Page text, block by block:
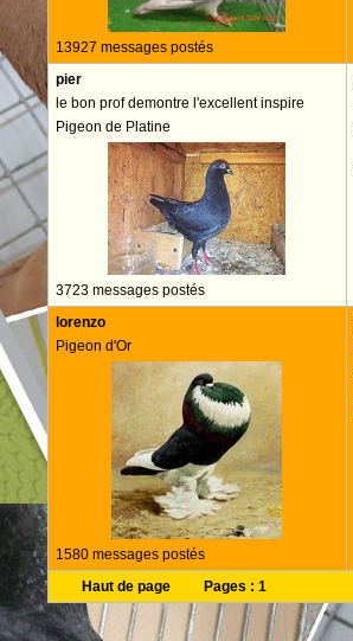
13927 messages postés
pier
le bon prof demontre l'excellent inspire
Pigeon de Platine
3723 messages postés
lorenzo
Pigeon d'Or
1580 messages postés
Haut de page Pages : 1